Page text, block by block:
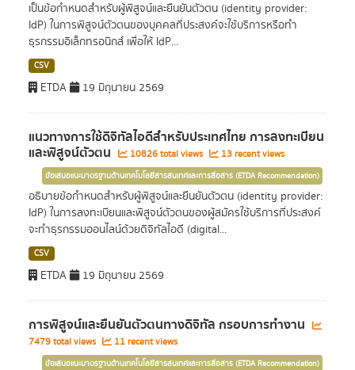
เป็นข้อกำหนดสำหรับผู้พิสูจน์และยืนยันตัวตน (identity provider:
IdP) ในการพิสูจน์ตัวตนของบุคคลที่ประสงค์จะใช้บริการหรือทำ
ธุรกรรมอิเล็กทรอนิกส์ เพื่อให้ IdP...
CSV
ETDA 19 มิถุนายน 2569
แนวทางการใช้ดิจิทัลไอดีสำหรับประเทศไทย การลงทะเบียน
และพิสูจน์ตัวตน 10826 total views 13 recent views
ข้อเสนอแนะมาตรฐานด้านเทคโนโลยีสารสนเทศและการสื่อสาร (ETDA Recommendation)
อธิบายข้อกำหนดสำหรับผู้พิสูจน์และยืนยันตัวตน (identity provider:
IdP) ในการลงทะเบียนและพิสูจน์ตัวตนของผู้สมัครใช้บริการที่ประสงค์
จะทำธุรกรรมออนไลน์ด้วยดิจิทัลไอดี (digital...
CSV
ETDA 19 มิถุนายน 2569
การพิสูจน์และยืนยันตัวตนทางดิจิทัล กรอบการทำงาน
7479 total views 11 recent views
ข้อเสนอแนะมาตรฐานด้านเทคโนโลยีสารสนเทศและการสื่อสาร (ETDA Recommendation)